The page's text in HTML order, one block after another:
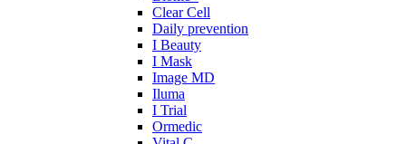
Clear Cell
Daily prevention
I Beauty
I Mask
Image MD
Iluma
I Trial
Ormedic